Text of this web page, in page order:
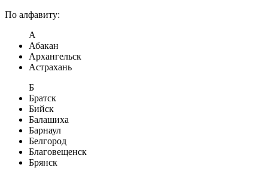
По алфавиту:
А
Абакан
Архангельск
Астрахань
Б
Братск
Бийск
Балашиха
Барнаул
Белгород
Благовещенск
Брянск